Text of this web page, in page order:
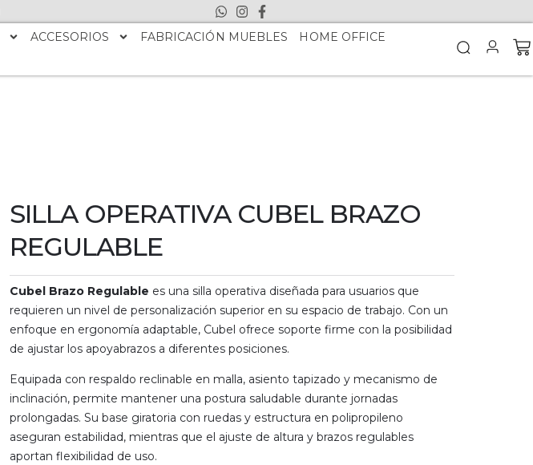
ACCESORIOS FABRICACIÓN MUEBLES HOME OFFICE
SILLA OPERATIVA CUBEL BRAZO
REGULABLE
Cubel Brazo Regulable es una silla operativa diseñada para usuarios que
requieren un nivel de personalización superior en su espacio de trabajo. Con un
enfoque en ergonomía adaptable, Cubel ofrece soporte firme con la posibilidad
de ajustar los apoyabrazos a diferentes posiciones.
Equipada con respaldo reclinable en malla, asiento tapizado y mecanismo de
inclinación, permite mantener una postura saludable durante jornadas
prolongadas. Su base giratoria con ruedas y estructura en polipropileno
aseguran estabilidad, mientras que el ajuste de altura y brazos regulables
aportan flexibilidad de uso.